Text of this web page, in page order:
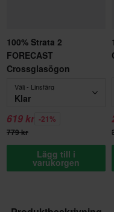
100% Strata 2
FORECAST
Crossglasögon
Välj - Linsfärg
Klar
619 kr -21%
779 kr
Lägg till i
varukorgen